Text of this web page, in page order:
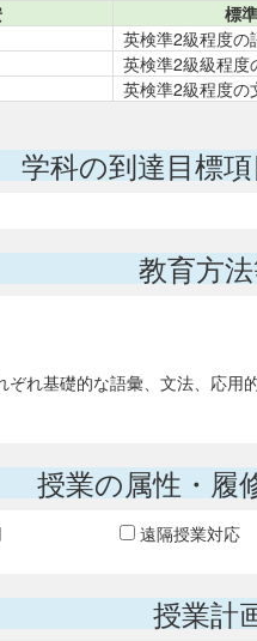
標
英検準2級程度の
英検準2級級程度
英検準2級程度の
学科の到達目標
教育方
れ基礎的な語彙、文法、応用
授業の属性・履
遠隔授業対応
授業計